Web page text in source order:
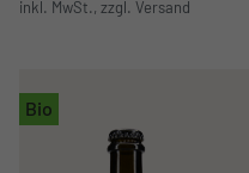
inkl. MwSt., zzgl. Versand
Bio